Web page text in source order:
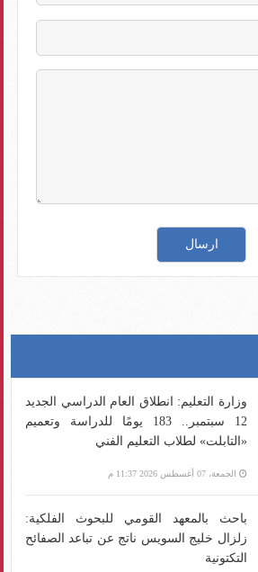
وزارة التعليم: انطلاق العام الدراسي الجديد
12 سبتمبر.. 183 يومًا للدراسة وتعميم
«التابلت» لطلاب التعليم الفني
الجمعة، 07 أغسطس 2026 11:37 م
باحث بالمعهد القومي للبحوث الفلكية:
زلزال خليج السويس ناتج عن تباعد الصفائح
التكتونية